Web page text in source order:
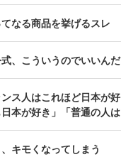
てなる商品を挙げるスレ
、こういうのでいいん
ンス人はこれほど日本が
本が好き」「普通の人
キモくなってしまう